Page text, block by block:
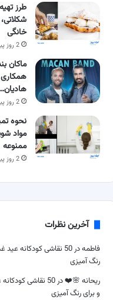
طرز
خانگی
2 روز پیش
ماکان
همکاری
هادیان…
2 روز پیش
نحوه
مواد
ممنوعه
2 روز پیش
آخرین نظرات
فاطمهدر
50 نقاشی کودکانه
رنگ آمیزی
ریحانه 🌸❤️در
50 نقاشی
و برای رنگ آمیزی